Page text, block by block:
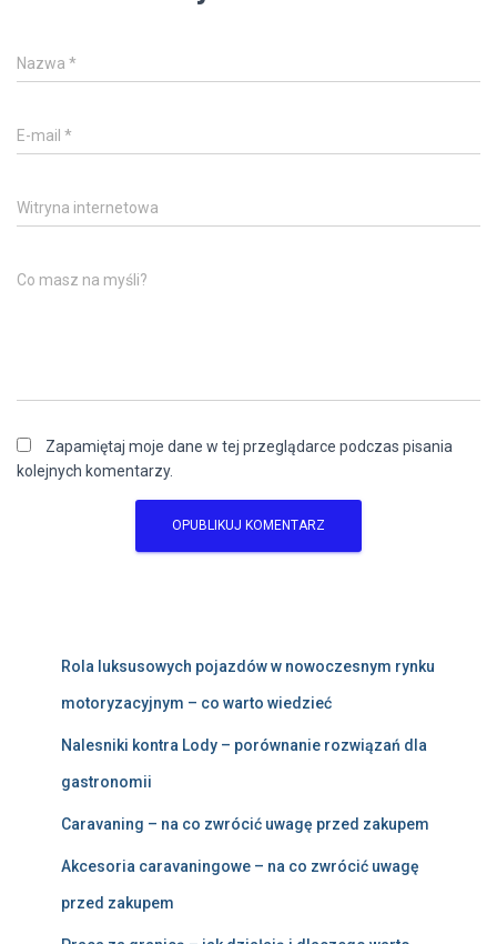
Nazwa *
E-mail *
Witryna internetowa
Co masz na myśli?
Zapamiętaj moje dane w tej przeglądarce podczas pisania
kolejnych komentarzy.
Rola luksusowych pojazdów w nowoczesnym rynku
motoryzacyjnym – co warto wiedzieć
Nalesniki kontra Lody – porównanie rozwiązań dla
gastronomii
Caravaning – na co zwrócić uwagę przed zakupem
Akcesoria caravaningowe – na co zwrócić uwagę
przed zakupem